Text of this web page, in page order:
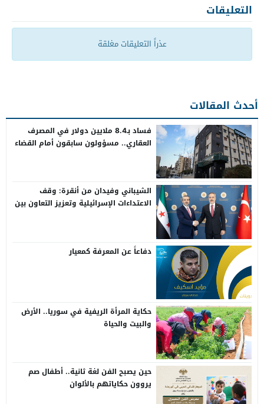
التعليقات
عذراً التعليقات مغلقة
أحدث المقالات
فساد بـ8.4 ملايين دولار في المصرف
العقاري.. مسؤولون سابقون أمام القضاء
الشيباني وفيدان من أنقرة: وقف
الاعتداءات الإسرائيلية وتعزيز التعاون بين
دفاعاً عن المعرفة كمعيار
حكاية المرأة الريفية في سوريا.. الأرض
والبيت والحياة
حين يصبح الفن لغة ثانية.. أطفال صم
يروون حكاياتهم بالألوان